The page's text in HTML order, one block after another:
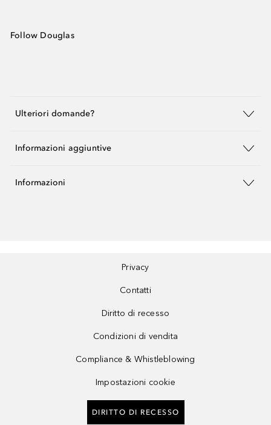
Follow Douglas
Ulteriori domande?
Informazioni aggiuntive
Informazioni
Privacy
Contatti
Diritto di recesso
Condizioni di vendita
Compliance & Whistleblowing
Impostazioni cookie
DIRITTO DI RECESSO